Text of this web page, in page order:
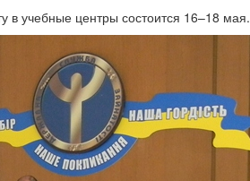
в учебные центры состоится 16–18 мая.